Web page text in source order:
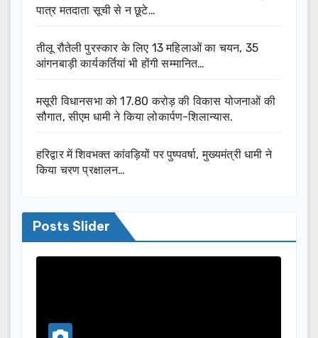
पात्र मतदाता सूची से न छूटे…
तीलू रौतेली पुरस्कार के लिए 13 महिलाओं का चयन, 35
आंगनबाड़ी कार्यकर्तियां भी होंगी सम्मानित…
मसूरी विधानसभा को 17.80 करोड़ की विकास योजनाओं की
सौगात, सीएम धामी ने किया लोकार्पण-शिलान्यास.
हरिद्वार में शिवभक्त कांवड़ियों पर पुष्पवर्षा, मुख्यमंत्री धामी ने
किया चरण प्रक्षालन…
Posts Slider